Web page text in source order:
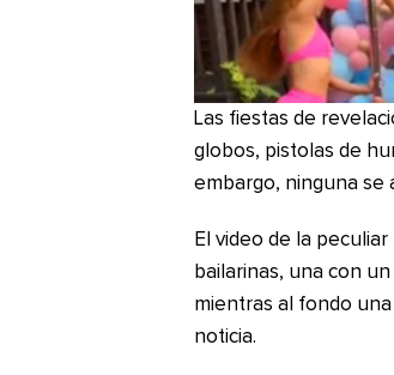
Las fiestas de
globos, pistolas de
embargo, ninguna se
El video de la
bailarinas, una con
mientras al fondo
noticia.